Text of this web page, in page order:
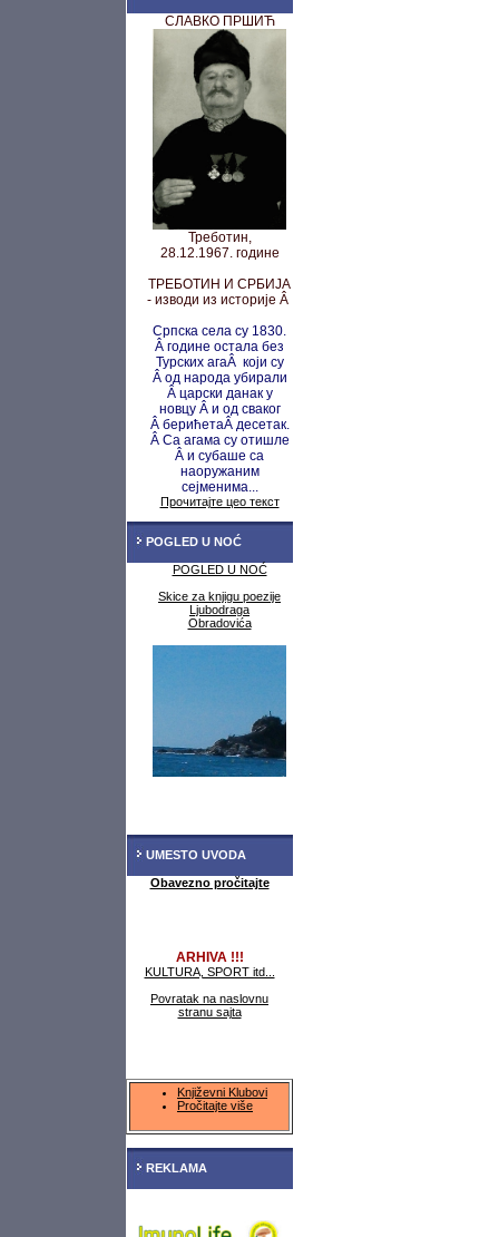
СЛАВКО ПРШИЋ
Треботин,
28.12.1967. године
ТРЕБОТИН И СРБИЈА
- изводи из историје Â
Српска села су 1830.
Â године остала без
Турских агаÂ који су
Â од народа убирали
Â царски данак у
новцу Â и од сваког
Â берићетаÂ десетак.
Â Са агама су отишле
Â и субаше са
наоружаним
сејменима...
Прочитајте цео текст
POGLED U NOĆ
POGLED U NOĆ
Skice za knjigu poezije
Ljubodraga
Obradovića
UMESTO UVODA
Obavezno pročitajte
ARHIVA !!!
KULTURA, SPORT itd...
Povratak na naslovnu
stranu sajta
Književni Klubovi
Pročitajte više
REKLAMA